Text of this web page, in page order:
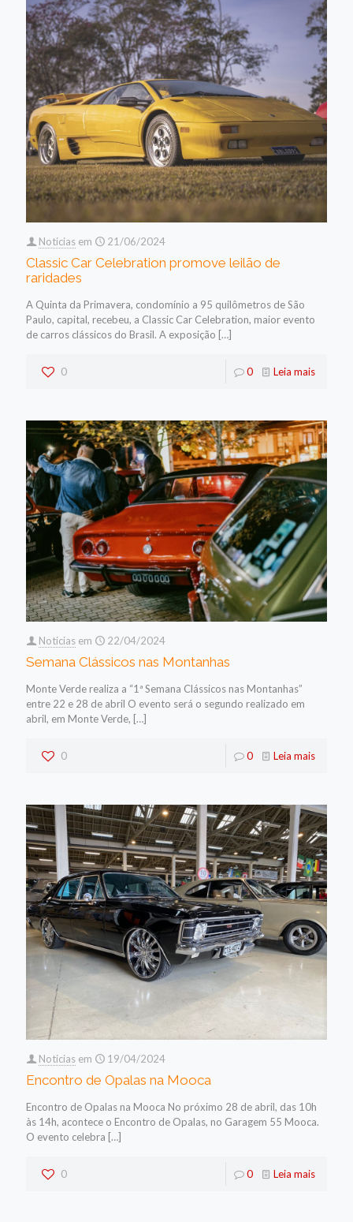
Noticias em 21/06/2024
Classic Car Celebration promove leilão de
raridades
A Quinta da Primavera, condomínio a 95 quilômetros de São
Paulo, capital, recebeu, a Classic Car Celebration, maior evento
de carros clássicos do Brasil. A exposição […]
0 0 Leia mais
Noticias em 22/04/2024
Semana Clássicos nas Montanhas
Monte Verde realiza a “1ª Semana Clássicos nas Montanhas”
entre 22 e 28 de abril O evento será o segundo realizado em
abril, em Monte Verde, […]
0 0 Leia mais
Noticias em 19/04/2024
Encontro de Opalas na Mooca
Encontro de Opalas na Mooca No próximo 28 de abril, das 10h
às 14h, acontece o Encontro de Opalas, no Garagem 55 Mooca.
O evento celebra […]
0 0 Leia mais